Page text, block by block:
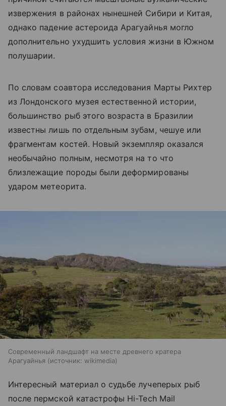
извержения в районах нынешней Сибири и Китая,
однако падение астероида Арагуайнья могло
дополнительно ухудшить условия жизни в Южном
полушарии.
По словам соавтора исследования Марты Рихтер
из Лондонского музея естественной истории,
большинство рыб этого возраста в Бразилии
известны лишь по отдельным зубам, чешуе или
фрагментам костей. Новый экземпляр оказался
необычайно полным, несмотря на то что
близлежащие породы были деформированы
ударом метеорита.
Современный ландшафт на месте древнего кратера
Арагуайнья
источник: wikimedia
Интересный материал о судьбе лучеперых рыб
после пермской катастрофы Hi-Tech Mail